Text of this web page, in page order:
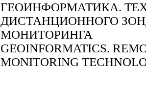
ГЕОИНФОРМАТИКА.
ДИСТАНЦИОННОГО
МОНИТОРИНГА
GEOINFORMATICS.
MONITORING